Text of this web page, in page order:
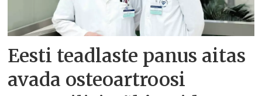
Eesti teadlaste panus aitas
avada osteoartroosi